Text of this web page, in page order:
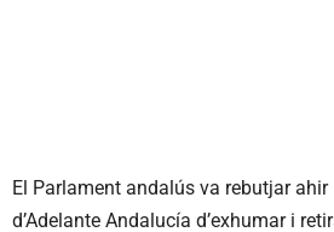
El Parlament andalús va rebutjar
d’Adelante Andalucía d’exhumar i